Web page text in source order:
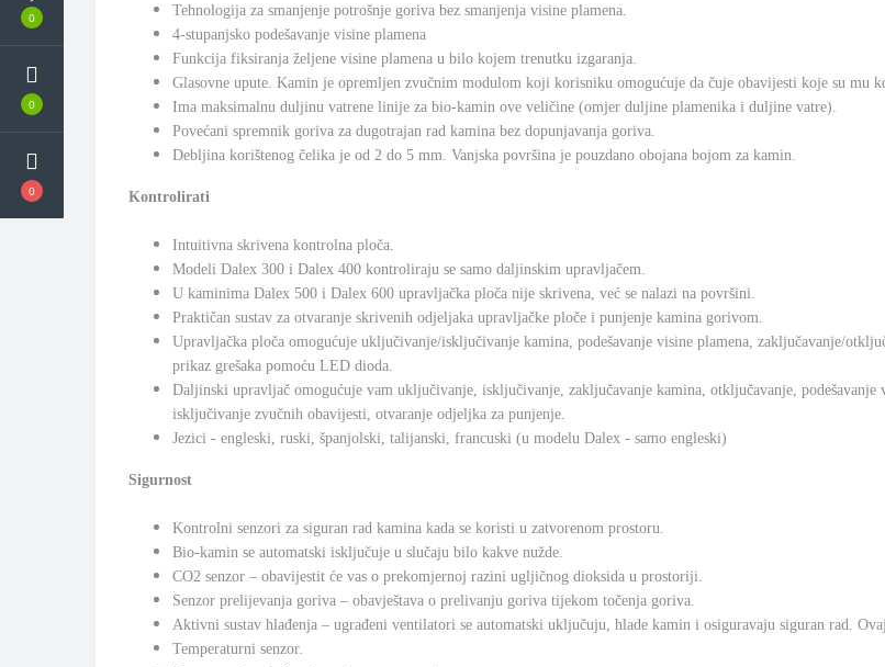
0
0
0
Tehnologija za smanjenje potrošnje goriva bez smanjenja visine plamena.
4-stupanjsko podešavanje visine plamena
Funkcija fiksiranja željene visine plamena u bilo kojem trenutku izgaranja.
Glasovne upute. Kamin je opremljen zvučnim modulom koji korisniku omogućuje da čuje obavijesti koje su mu
Ima maksimalnu duljinu vatrene linije za bio-kamin ove veličine (omjer duljine plamenika i duljine vatre).
Povećani spremnik goriva za dugotrajan rad kamina bez dopunjavanja goriva.
Debljina korištenog čelika je od 2 do 5 mm. Vanjska površina je pouzdano obojana bojom za kamin.
Kontrolirati
Intuitivna skrivena kontrolna ploča.
Modeli Dalex 300 i Dalex 400 kontroliraju se samo daljinskim upravljačem.
U kaminima Dalex 500 i Dalex 600 upravljačka ploča nije skrivena, već se nalazi na površini.
Praktičan sustav za otvaranje skrivenih odjeljaka upravljačke ploče i punjenje kamina gorivom.
Upravljačka ploča omogućuje uključivanje/isključivanje kamina, podešavanje visine plamena, zaključavanje/
prikaz grešaka pomoću LED dioda.
Daljinski upravljač omogućuje vam uključivanje, isključivanje, zaključavanje kamina, otključavanje,
isključivanje zvučnih obavijesti, otvaranje odjeljka za punjenje.
Jezici - engleski, ruski, španjolski, talijanski, francuski (u modelu Dalex - samo engleski)
Sigurnost
Kontrolni senzori za siguran rad kamina kada se koristi u zatvorenom prostoru.
Bio-kamin se automatski isključuje u slučaju bilo kakve nužde.
CO2 senzor – obavijestit će vas o prekomjernoj razini ugljičnog dioksida u prostoriji.
Senzor prelijevanja goriva – obavještava o prelivanju goriva tijekom točenja goriva.
Aktivni sustav hlađenja – ugrađeni ventilatori se automatski uključuju, hlade kamin i osiguravaju siguran rad.
Temperaturni senzor.